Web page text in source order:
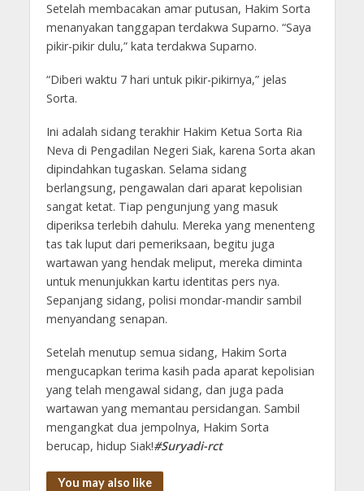
Setelah membacakan amar putusan, Hakim Sorta
menanyakan tanggapan terdakwa Suparno. “Saya
pikir-pikir dulu,” kata terdakwa Suparno.
“Diberi waktu 7 hari untuk pikir-pikirnya,” jelas
Sorta.
Ini adalah sidang terakhir Hakim Ketua Sorta Ria
Neva di Pengadilan Negeri Siak, karena Sorta akan
dipindahkan tugaskan. Selama sidang
berlangsung, pengawalan dari aparat kepolisian
sangat ketat. Tiap pengunjung yang masuk
diperiksa terlebih dahulu. Mereka yang menenteng
tas tak luput dari pemeriksaan, begitu juga
wartawan yang hendak meliput, mereka diminta
untuk menunjukkan kartu identitas pers nya.
Sepanjang sidang, polisi mondar-mandir sambil
menyandang senapan.
Setelah menutup semua sidang, Hakim Sorta
mengucapkan terima kasih pada aparat kepolisian
yang telah mengawal sidang, dan juga pada
wartawan yang memantau persidangan. Sambil
mengangkat dua jempolnya, Hakim Sorta
berucap, hidup Siak!#Suryadi-rct
You may also like